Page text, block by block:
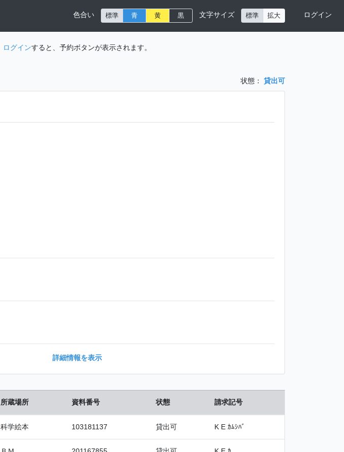
色合い 標準 青 黄 黒 文字サイズ 標準 拡大 ログイン
ログインすると、予約ボタンが表示されます。
状態： 貸出可
詳細情報を表示
所蔵場所 資料番号 状態 請求記号
科学絵本 103181137 貸出可 K E ｶﾑｼﾊﾞ